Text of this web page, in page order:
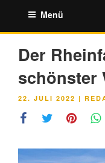
springen
Menü
Der
schönster
VERÖFFENTLICHT
22. JULI 2022 |